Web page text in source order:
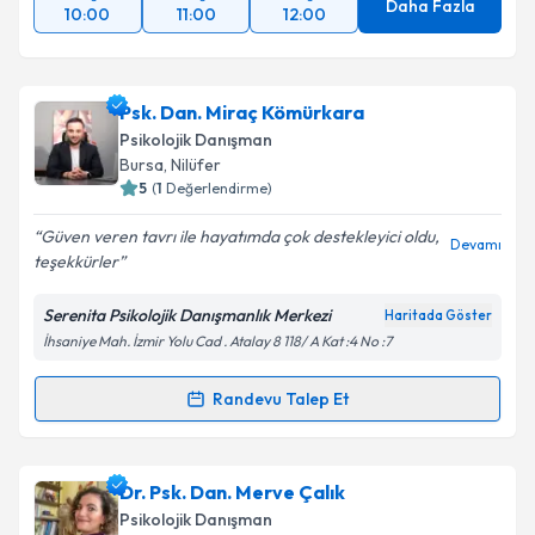
10:00 11:00 12:00 Daha Fazla
Psk. Dan. Miraç Kömürkara
Psikolojik Danışman
Bursa, Nilüfer
5 (1 Değerlendirme)
Güven veren tavrı ile hayatımda çok destekleyici oldu,
teşekkürler
Devamı
Serenita Psikolojik Danışmanlık Merkezi Haritada Göster
İhsaniye Mah. İzmir Yolu Cad . Atalay 8 118/ A Kat :4 No :7
Randevu Talep Et
Randevu Takvimi Talebi
Psk. Dan. Miraç Kömürkaraiçin randevu takvimi
talebi oluşturun. Size bu uzmandan randevu almanız
Dr. Psk. Dan. Merve Çalık
Psikolojik Danışman